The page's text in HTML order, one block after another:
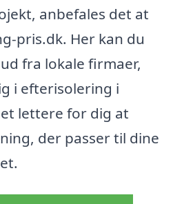
anbefales det at
pris.dk. Her kan du
fra lokale firmaer,
i efterisolering i
lettere for dig at
der passer til dine